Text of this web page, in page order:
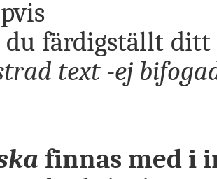
du färdigställt
text -ej
finnas med i